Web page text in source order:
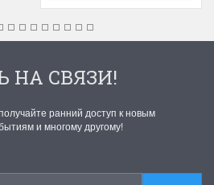
НА СВЯЗИ!
ранний доступ к новым
и многому другому!